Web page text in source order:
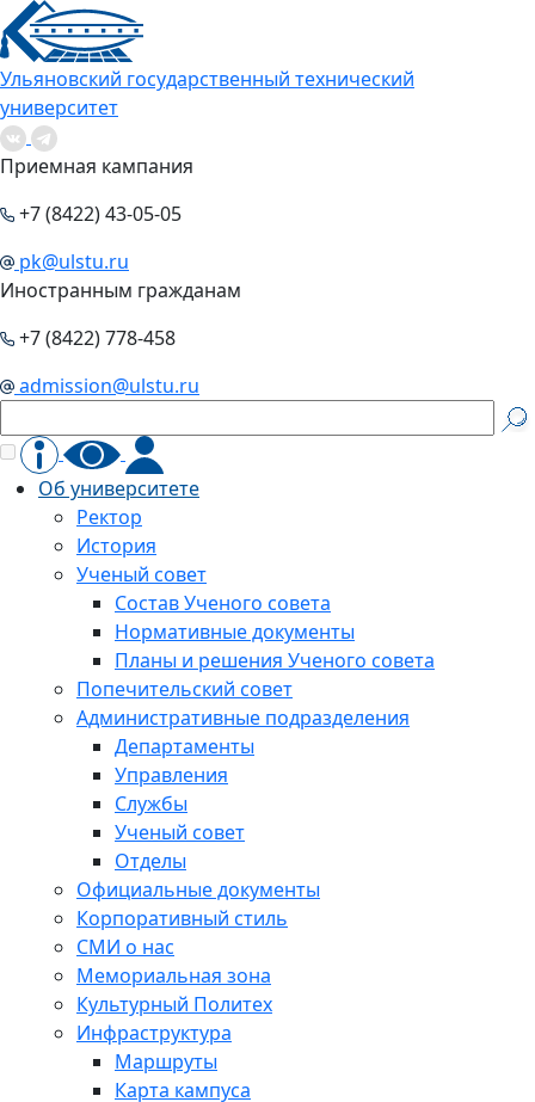
Ульяновский государственный технический
университет
Приемная кампания
+7 (8422) 43-05-05
pk@ulstu.ru
Иностранным гражданам
+7 (8422) 778-458
admission@ulstu.ru
Об университете
Ректор
История
Ученый совет
Состав Ученого совета
Нормативные документы
Планы и решения Ученого совета
Попечительский совет
Административные подразделения
Департаменты
Управления
Службы
Ученый совет
Отделы
Официальные документы
Корпоративный стиль
СМИ о нас
Мемориальная зона
Культурный Политех
Инфраструктура
Маршруты
Карта кампуса